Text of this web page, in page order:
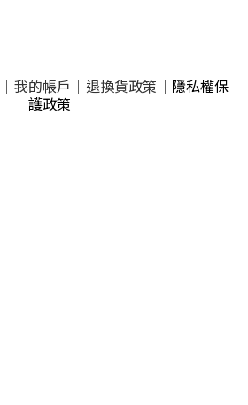
我的帳戶 退換貨政策
隱私權保
護政策